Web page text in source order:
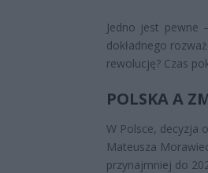
Jedno jest pewne
dokładnego
rewolucję? Czas
POLSKA A
W Polsce, decyzja
Mateusza
przynajmniej do